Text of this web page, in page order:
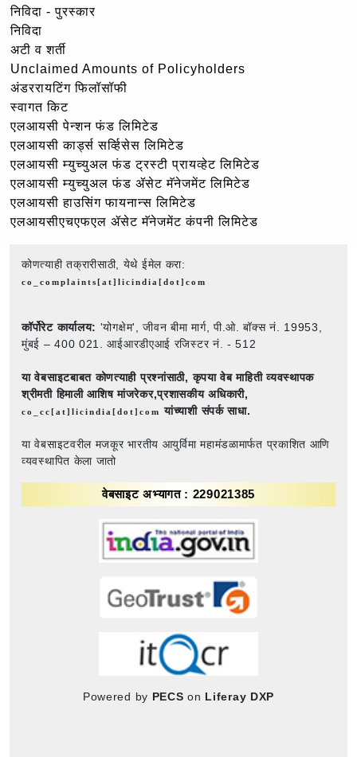
निविदा - पुरस्कार
निविदा
अटी व शर्ती
Unclaimed Amounts of Policyholders
अंडररायटिंग फिलॉसॉफी
स्वागत किट
एलआयसी पेन्शन फंड लिमिटेड
एलआयसी कार्ड्स सर्व्हिसेस लिमिटेड
एलआयसी म्युच्युअल फंड ट्रस्टी प्रायव्हेट लिमिटेड
एलआयसी म्युच्युअल फंड ॲसेट मॅनेजमेंट लिमिटेड
एलआयसी हाउसिंग फायनान्स लिमिटेड
एलआयसीएचएफएल ॲसेट मॅनेजमेंट कंपनी लिमिटेड
कोणत्याही तक्रारीसाठी, येथे ईमेल करा:
co_complaints[at]licindia[dot]com
कॉर्पोरेट कार्यालय: 'योगक्षेम', जीवन बीमा मार्ग, पी.ओ. बॉक्स नं. 19953,
मुंबई – 400 021. आईआरडीएआई रजिस्टर नं. - 512
या वेबसाइटबाबत कोणत्याही प्रश्नांसाठी, कृपया वेब माहिती व्यवस्थापक
श्रीमती हिमाली आशिष मांजरेकर,प्रशासकीय अधिकारी,
co_cc[at]licindia[dot]comयांच्याशी संपर्क साधा.
या वेबसाइटवरील मजकूर भारतीय आयुर्विमा महामंडळामार्फत प्रकाशित आणि
व्यवस्थापित केला जातो
वेबसाइट अभ्यागत : 229021385
Powered by PECS on Liferay DXP